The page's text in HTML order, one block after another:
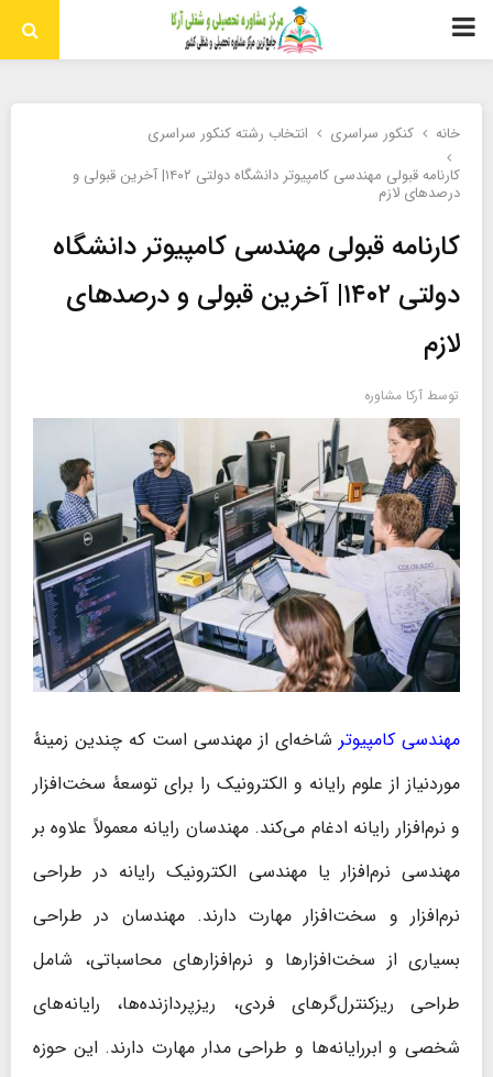
منوی
خانه کنکور سراسری
انتخاب رشته کنکور سراسری
کارنامه قبولی مهندسی کامپیوتر دانشگاه دولتی ۱۴۰۲| آخرین قبولی و
درصدهای لازم
کارنامه قبولی مهندسی کامپیوتر دانشگاه
دولتی ۱۴۰۲| آخرین قبولی و درصدهای
لازم
توسط آرکا مشاوره
مهندسی کامپیوتر شاخه‌ای از مهندسی است که چندین زمینهٔ
موردنیاز از علوم رایانه و الکترونیک را برای توسعهٔ سخت‌افزار
و نرم‌افزار رایانه ادغام می‌کند. مهندسان رایانه معمولاً علاوه بر
مهندسی نرم‌افزار یا مهندسی الکترونیک رایانه در طراحی
نرم‌افزار و سخت‌افزار مهارت دارند. مهندسان در طراحی
بسیاری از سخت‌افزارها و نرم‌افزارهای محاسباتی، شامل
طراحی ریزکنترل‌گرهای فردی، ریزپردازنده‌ها، رایانه‌های
شخصی و ابررایانه‌ها و طراحی مدار مهارت دارند. این حوزه